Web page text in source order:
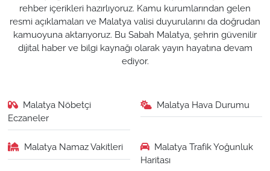
rehber içerikleri hazırlıyoruz. Kamu kurumlarından gelen
resmi açıklamaları ve Malatya valisi duyurularını da doğrudan
kamuoyuna aktarıyoruz. Bu Sabah Malatya, şehrin güvenilir
dijital haber ve bilgi kaynağı olarak yayın hayatına devam
ediyor.
Malatya Nöbetçi
Eczaneler
Malatya Hava Durumu
Malatya Namaz Vakitleri
Malatya Trafik Yoğunluk
Haritası